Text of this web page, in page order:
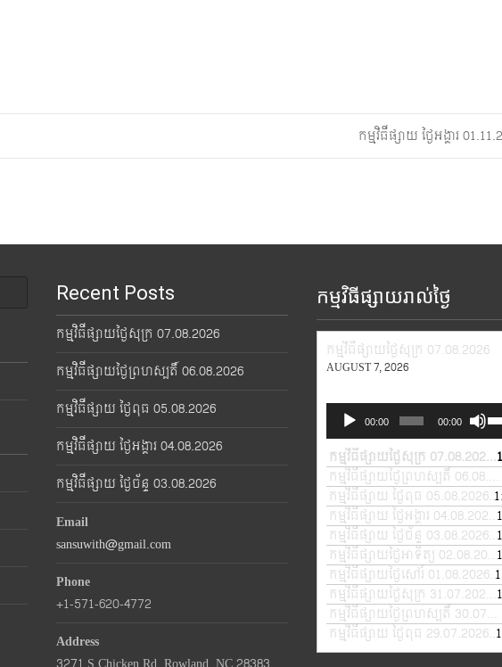
កម្មវិធីផ្សាយ ថ្ងៃអង្គារ
Recent Posts
កម្មវិធីផ្សាយថ្ងៃសុក្រ 07.08.2026
កម្មវិធីផ្សាយថ្ងៃព្រហស្បតិ៍ 06.08.2026
កម្មវិធីផ្សាយ ថ្ងៃពុធ 05.08.2026
កម្មវិធីផ្សាយ ថ្ងៃអង្គារ 04.08.2026
កម្មវិធីផ្សាយ ថ្ងៃច័ន្ទ 03.08.2026
កម្មវិធីផ្សាយរាល់ថ្ងៃ
កម្មវិធីផ្សាយថ្ងៃសុក្រ 07.08.2026
AUGUST 7, 2026
Audio
Player
00:00 00:00
to
or
កម្មវិធីផ្សាយថ្ងៃសុក្រ 07.08.2026
កម្មវិធីផ្សាយថ្ងៃព្រហស្បតិ៍ 06.08.2026
កម្មវិធីផ្សាយ ថ្ងៃពុធ 05.08.2026
កម្មវិធីផ្សាយ ថ្ងៃអង្គារ 04.08.2026
កម្មវិធីផ្សាយ ថ្ងៃច័ន្ទ 03.08.2026
—
កម្មវិធីផ្សាយថ្ងៃអាទិត្យ 02.08.2026
កម្មវិធីផ្សាយថ្ងៃសៅរ៍ 01.08.2026
កម្មវិធីផ្សាយថ្ងៃសុក្រ 31.07.2026
កម្មវិធីផ្សាយថ្ងៃព្រហស្បតិ៍ 30.07.2026
កម្មវិធីផ្សាយ ថ្ងៃពុធ 29.07.2026
—
Email
sansuwith@gmail.com
Phone
+1-571-620-4772
Address